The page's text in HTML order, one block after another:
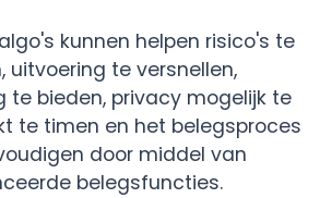
kunnen helpen risico's te
uitvoering te versnellen,
te bieden, privacy mogelijk te
te timen en het belegsproces
door middel van
belegsfuncties.